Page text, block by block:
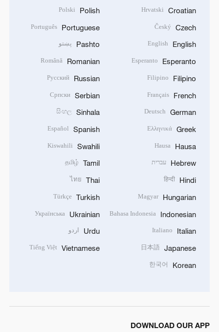
Croatian
Hrvatski
Czech
Český
English
English
Esperanto
Esperanto
Filipino
Filipino
French
Français
German
Deutsch
Greek
Ελληνικά
Hausa
Hausa
Hebrew עברית
Hindi
हिन्दी
Hungarian
Magyar
Indonesian
Bahasa Indonesia
Italian
Italiano
Japanese
日本語
Korean
한국어
Polish
Polski
Portuguese
Português
Pashto پښتو
Romanian
Română
Russian
Русский
Serbian
Српски
Sinhala
සිංහල
Spanish
Español
Swahili
Kiswahili
Tamil
தமிழ்
Thai
ไทย
Turkish
Türkçe
Ukrainian
Українська
Urdu اردو
Vietnamese
Tiếng Việt
DOWNLOAD OUR APP